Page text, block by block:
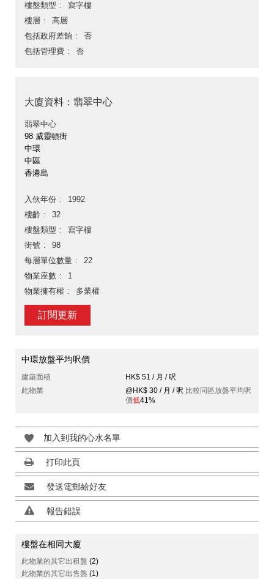
樓盤類型
寫字樓
樓層
高層
包括政府差餉
否
包括管理費
否
大廈資料：翡翠中心
翡翠中心
98 威靈頓街
中環
中區
香港島
入伙年份
1992
樓齡
32
樓盤類型
寫字樓
街號
98
每層單位數量
22
物業座數
1
物業擁有權
多業權
訂閱更新
中環放盤平均呎價
建築面積
HK$ 51 / 月 / 呎
此物業
@HK$ 30 / 月 / 呎 比較同區放盤平均呎
價低41%
加入到我的心水名單
打印此頁
發送電郵給好友
報告錯誤
樓盤在相同大廈
此物業的其它出租盤 (2)
此物業的其它出售盤 (1)